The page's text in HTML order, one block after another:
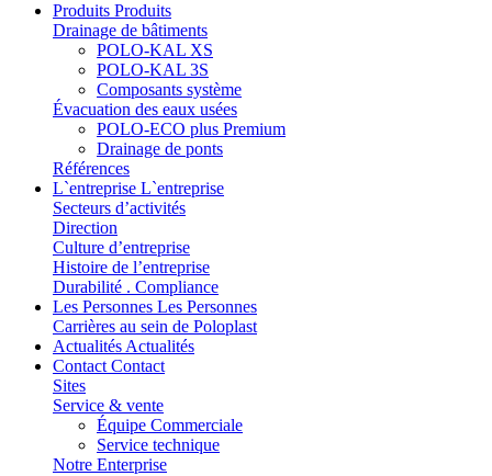
Produits Produits
Drainage de bâtiments
POLO-KAL XS
POLO-KAL 3S
Composants système
Évacuation des eaux usées
POLO-ECO plus Premium
Drainage de ponts
Références
L`entreprise L`entreprise
Secteurs d’activités
Direction
Culture d’entreprise
Histoire de l’entreprise
Durabilité . Compliance
Les Personnes Les Personnes
Carrières au sein de Poloplast
Actualités Actualités
Contact Contact
Sites
Service & vente
Équipe Commerciale
Service technique
Notre Enterprise